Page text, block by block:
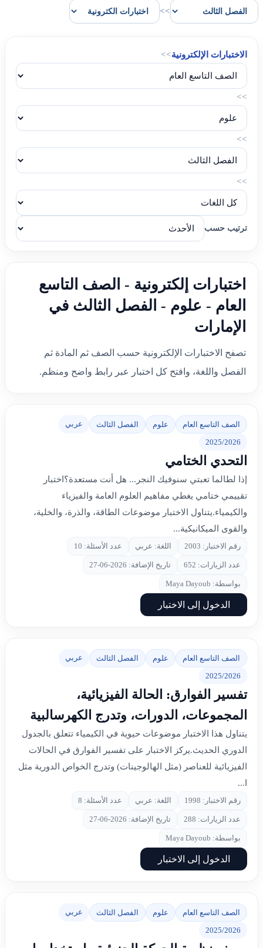
>>
الاختبارات الإلكترونية>>
>>
>>
>>
ترتيب حسب
اختبارات إلكترونية - الصف التاسع
العام - علوم - الفصل الثالث في
الإمارات
تصفح الاختبارات الإلكترونية حسب الصف ثم المادة ثم
الفصل واللغة، وافتح كل اختبار عبر رابط واضح ومنظم.
الصف التاسع العام علوم الفصل الثالث عربي
2025/2026
التحدي الختامي
إذا لطالما تعبتي سنوفيك النجر... هل أنت مستعدة؟اختبار
تقييمي ختامي يغطي مفاهيم العلوم العامة والفيزياء
والكيمياء.يتناول الاختبار موضوعات الطاقة، والذرة، والخلية،
والقوى الميكانيكية...
رقم الاختبار: 2003 اللغة: عربي عدد الأسئلة: 10
عدد الزيارات: 652 تاريخ الإضافة: 2026-06-27
بواسطة: Maya Dayoub
الدخول إلى الاختبار
الصف التاسع العام علوم الفصل الثالث عربي
2025/2026
تفسير الفوارق: الحالة الفيزيائية،
المجموعات، الدورات، وتدرج الكهرسالبية
يتناول هذا الاختبار موضوعات حيوية في الكيمياء تتعلق بالجدول
الدوري الحديث.يركز الاختبار على تفسير الفوارق في الحالات
الفيزيائية للعناصر (مثل الهالوجينات) وتدرج الخواص الدورية مثل
ا...
رقم الاختبار: 1998 اللغة: عربي عدد الأسئلة: 8
عدد الزيارات: 288 تاريخ الإضافة: 2026-06-27
بواسطة: Maya Dayoub
الدخول إلى الاختبار
الصف التاسع العام علوم الفصل الثالث عربي
2025/2026